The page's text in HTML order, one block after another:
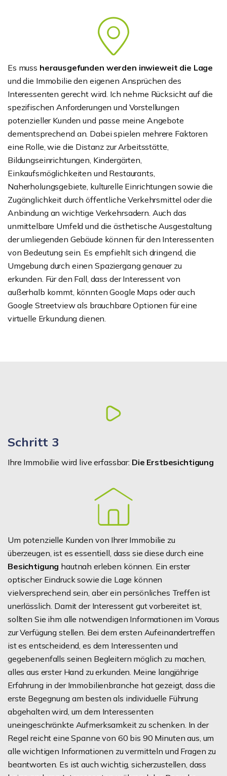
Es muss herausgefunden werden inwieweit die Lage
und die Immobilie den eigenen Ansprüchen des
Interessenten gerecht wird. Ich nehme Rücksicht auf die
spezifischen Anforderungen und Vorstellungen
potenzieller Kunden und passe meine Angebote
dementsprechend an. Dabei spielen mehrere Faktoren
eine Rolle, wie die Distanz zur Arbeitsstätte,
Bildungseinrichtungen, Kindergärten,
Einkaufsmöglichkeiten und Restaurants,
Naherholungsgebiete, kulturelle Einrichtungen sowie die
Zugänglichkeit durch öffentliche Verkehrsmittel oder die
Anbindung an wichtige Verkehrsadern. Auch das
unmittelbare Umfeld und die ästhetische Ausgestaltung
der umliegenden Gebäude können für den Interessenten
von Bedeutung sein. Es empfiehlt sich dringend, die
Umgebung durch einen Spaziergang genauer zu
erkunden. Für den Fall, dass der Interessent von
außerhalb kommt, könnten Google Maps oder auch
Google Streetview als brauchbare Optionen für eine
virtuelle Erkundung dienen.
Schritt 3
Ihre Immobilie wird live erfassbar: Die Erstbesichtigung
Um potenzielle Kunden von Ihrer Immobilie zu
überzeugen, ist es essentiell, dass sie diese durch eine
Besichtigung hautnah erleben können. Ein erster
optischer Eindruck sowie die Lage können
vielversprechend sein, aber ein persönliches Treffen ist
unerlässlich. Damit der Interessent gut vorbereitet ist,
sollten Sie ihm alle notwendigen Informationen im Voraus
zur Verfügung stellen. Bei dem ersten Aufeinandertreffen
ist es entscheidend, es dem Interessenten und
gegebenenfalls seinen Begleitern möglich zu machen,
alles aus erster Hand zu erkunden. Meine langjährige
Erfahrung in der Immobilienbranche hat gezeigt, dass die
erste Begegnung am besten als individuelle Führung
abgehalten wird, um dem Interessenten
uneingeschränkte Aufmerksamkeit zu schenken. In der
Regel reicht eine Spanne von 60 bis 90 Minuten aus, um
alle wichtigen Informationen zu vermitteln und Fragen zu
beantworten. Es ist auch wichtig, sicherzustellen, dass